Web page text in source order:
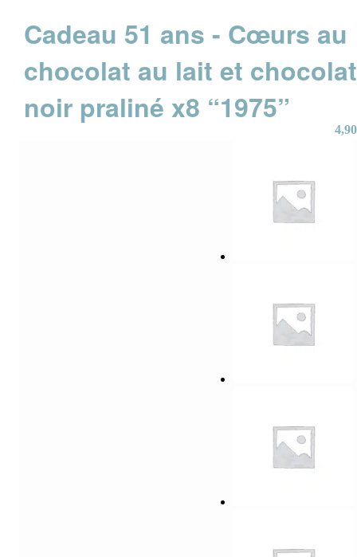
Cadeau 51 ans - Cœurs au
chocolat au lait et chocolat
noir praliné x8 “1975”
4,90